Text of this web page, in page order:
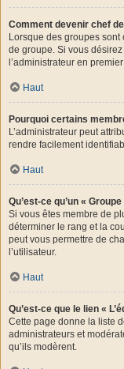
Comment devenir chef
Lorsque des groupes sont
de groupe. Si vous
l’administrateur en
Haut
Pourquoi certains
L’administrateur peut
rendre facilement
Haut
Qu’est-ce qu’un «
Si vous êtes membre de
déterminer le rang et la
peut vous permettre de
l’utilisateur.
Haut
Qu’est-ce que le lien «
Cette page donne la liste
administrateurs et
qu’ils modèrent.